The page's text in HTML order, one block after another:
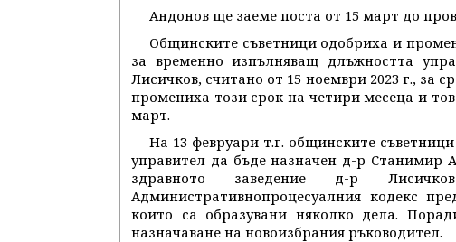
Андонов ще заеме поста от 15 март до
Общинските съветници одобриха и
за временно изпълняващ длъжността
Лисичков, считано от 15 ноември 2023 г., за
промениха този срок на четири месеца и
март.
На 13 февруари т.г. общинските
управител да бъде назначен д-р Станимир
здравното заведение д-р
Административнопроцесуалния кодекс
които са образувани няколко дела.
назначаване на новоизбрания ръководител.